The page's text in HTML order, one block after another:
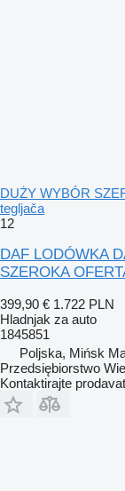
DUŻY WYBÓR
tegljača
12
DAF LODÓWKA
SZEROKA
399,90 € 1.722 PLN
Hladnjak za auto
1845851
Poljska, Mińsk
Przedsiębiorstwo
Kontaktirajte